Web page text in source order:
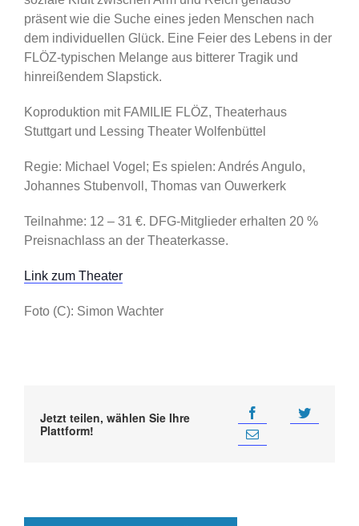
präsent wie die Suche eines jeden Menschen nach
dem individuellen Glück. Eine Feier des Lebens in der
FLÖZ-typischen Melange aus bitterer Tragik und
hinreißendem Slapstick.
Koproduktion mit FAMILIE FLÖZ, Theaterhaus
Stuttgart und Lessing Theater Wolfenbüttel
Regie: Michael Vogel; Es spielen: Andrés Angulo,
Johannes Stubenvoll, Thomas van Ouwerkerk
Teilnahme: 12 – 31 €. DFG-Mitglieder erhalten 20 %
Preisnachlass an der Theaterkasse.
Link zum Theater
Foto (C): Simon Wachter
Jetzt teilen, wählen Sie Ihre
Plattform!